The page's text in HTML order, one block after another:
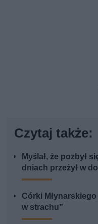
Czytaj także:
Myślał, że pozbył
dniach przeżył w
Córki
w strachu”